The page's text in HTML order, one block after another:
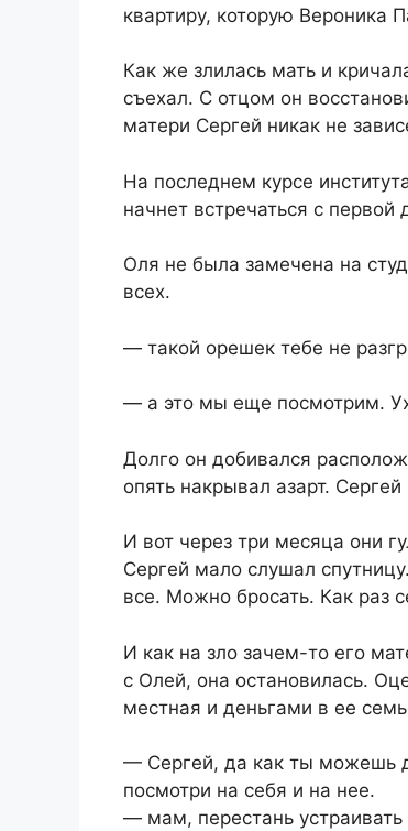
квартиру, которую Вероника
Как же злилась мать и
съехал. С отцом он
матери Сергей никак не
На последнем курсе
начнет встречаться с
Оля не была замечена на
всех.
— такой орешек тебе не
— а это мы еще посмотрим.
Долго он добивался
опять накрывал азарт.
И вот через три месяца они
Сергей мало слушал
все. Можно бросать. Как раз
И как на зло зачем-то его
с Олей, она остановилась.
местная и деньгами в ее
— Сергей, да как ты можешь
посмотри на себя и на нее.
— мам, перестань устраивать